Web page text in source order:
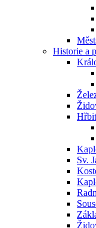
Historie a
Sv.